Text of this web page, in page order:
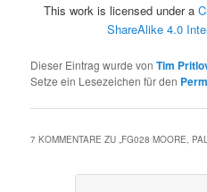
This work is licensed under a
ShareAlike 4.0
Dieser Eintrag wurde vonTim
Setze ein Lesezeichen für den
7 KOMMENTARE ZU „FG028 MOORE,